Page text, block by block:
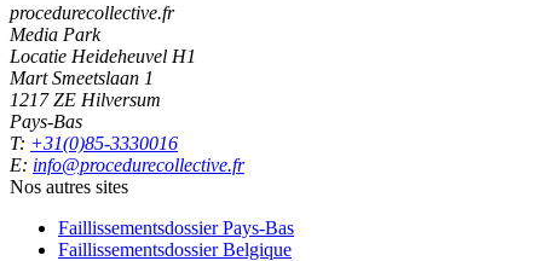
procedurecollective.fr
Media Park
Locatie Heideheuvel H1
Mart Smeetslaan 1
1217 ZE Hilversum
Pays-Bas
T: +31(0)85-3330016
E: info@procedurecollective.fr
Nos autres sites
Faillissementsdossier Pays-Bas
Faillissementsdossier Belgique